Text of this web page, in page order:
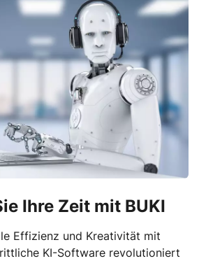
Ihre Zeit mit BUKI
Effizienz und Kreativität mit
KI-Software revolutioniert